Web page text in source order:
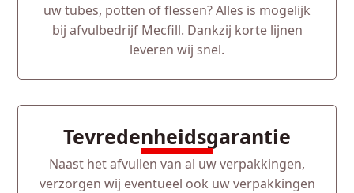
uw tubes, potten of flessen? Alles is mogelijk
bij afvulbedrijf Mecfill. Dankzij korte lijnen
leveren wij snel.
Tevredenheidsgarantie
Naast het afvullen van al uw verpakkingen,
verzorgen wij eventueel ook uw verpakkingen